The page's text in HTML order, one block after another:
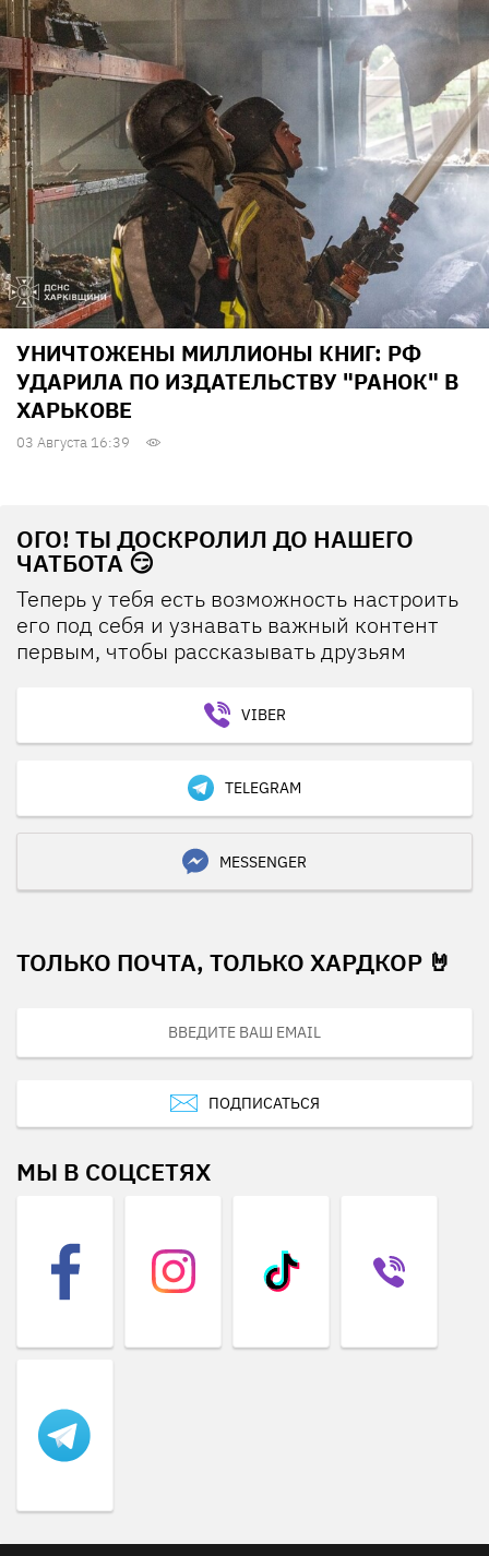
УНИЧТОЖЕНЫ МИЛЛИОНЫ КНИГ: РФ
УДАРИЛА ПО ИЗДАТЕЛЬСТВУ "РАНОК" В
ХАРЬКОВЕ
03 Августа 16:39
ОГО! ТЫ ДОСКРОЛИЛ ДО НАШЕГО
ЧАТБОТА 😏
Теперь у тебя есть возможность настроить
его под себя и узнавать важный контент
первым, чтобы рассказывать друзьям
VIBER
TELEGRAM
MESSENGER
ТОЛЬКО ПОЧТА, ТОЛЬКО ХАРДКОР 🤘
ПОДПИСАТЬСЯ
МЫ В СОЦСЕТЯХ